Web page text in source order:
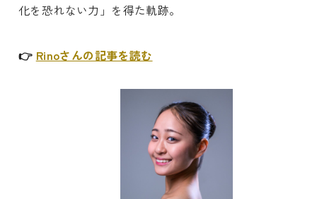
化を恐れない力」を得た軌跡。
👉 Rinoさんの記事を読む